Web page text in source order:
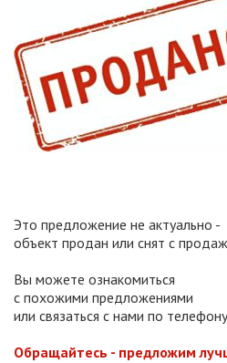
Это предложение не актуально -
объект продан или снят с
Вы можете ознакомиться
с похожими предложениями
или связаться с нами по телефону
Обращайтесь - предложим